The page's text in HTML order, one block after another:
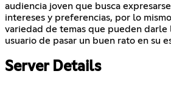
audiencia joven que busca
intereses y preferencias, por lo
variedad de temas que pueden
usuario de pasar un buen rato en su
Server Details